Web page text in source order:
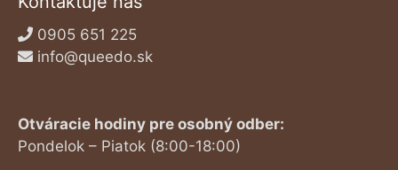
0905 651 225
info@queedo.sk
Otváracie hodiny pre osobný odber:
Pondelok – Piatok (8:00-18:00)